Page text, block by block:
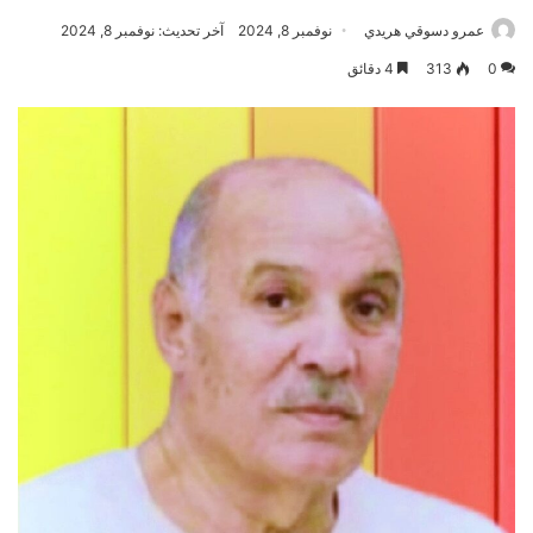
عمرو دسوقي هريدي نوفمبر 8, 2024 آخر تحديث: نوفمبر 8, 2024
0
313